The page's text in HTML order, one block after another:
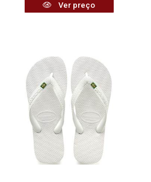
Ver preço